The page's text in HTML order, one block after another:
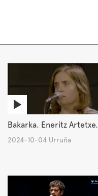
Bakarka. Eneritz Artetxe.
2024-10-04 Urruña